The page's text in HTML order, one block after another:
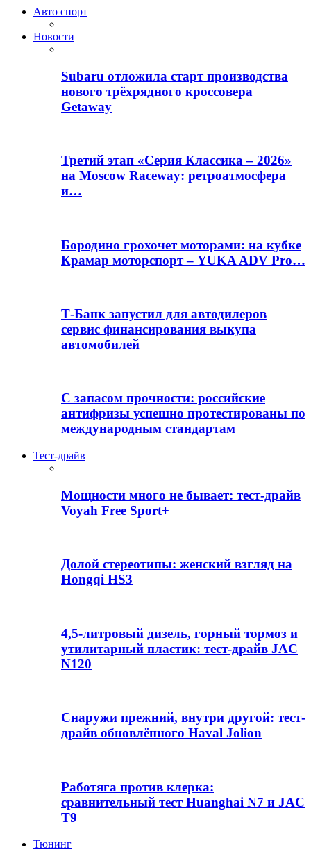
Авто спорт
Новости
Subaru отложила старт производства
нового трёхрядного кроссовера
Getaway
Третий этап «Серия Классика – 2026»
на Moscow Raceway: ретроатмосфера
и…
Бородино грохочет моторами: на кубке
Крамар моторспорт – YUKA ADV Pro…
Т-Банк запустил для автодилеров
сервис финансирования выкупа
автомобилей
С запасом прочности: российские
антифризы успешно протестированы по
международным стандартам
Тест-драйв
Мощности много не бывает: тест-драйв
Voyah Free Sport+
Долой стереотипы: женский взгляд на
Hongqi HS3
4,5-литровый дизель, горный тормоз и
утилитарный пластик: тест-драйв JAC
N120
Снаружи прежний, внутри другой: тест-
драйв обновлённого Haval Jolion
Работяга против клерка:
сравнительный тест Huanghai N7 и JAC
T9
Тюнинг